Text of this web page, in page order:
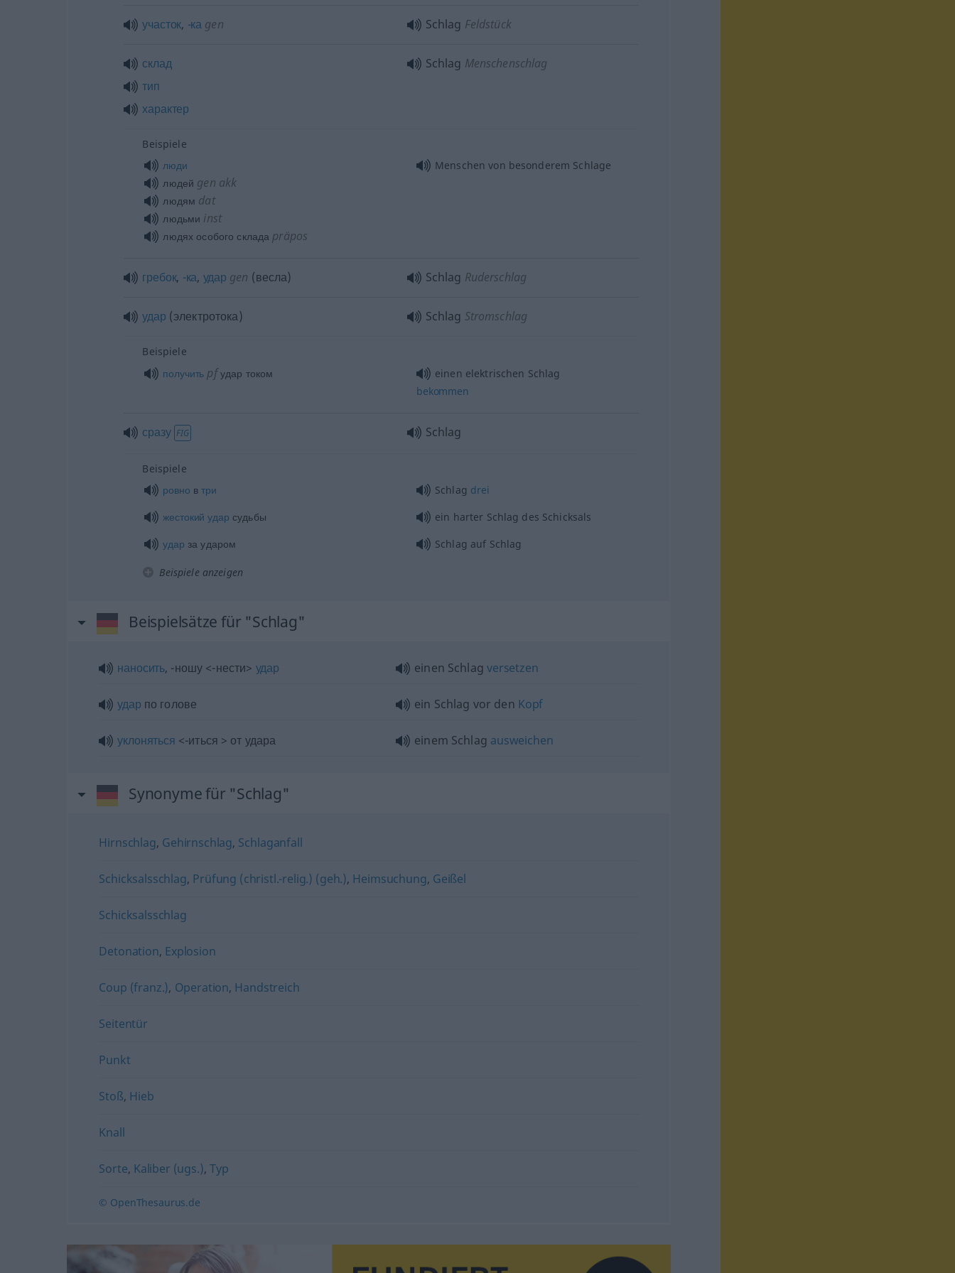
участок, -ка gen Schlag Feldstück
склад
тип
характер
Schlag Menschenschlag
Beispiele
люди
людей gen akk
людям dat
людьми inst
людях особого склада präpos
Menschen von besonderem Schlage
гребок, -ка, удар gen (весла) Schlag Ruderschlag
удар (электротока) Schlag Stromschlag
Beispiele
получить pfудар током
einen elektrischen Schlag
bekommen
сразу FIG Schlag
Beispiele
ровно втри Schlag drei
жестокий удар судьбы
ein harter Schlag des Schicksals
удар за ударом Schlag auf Schlag
Beispiele anzeigen
Beispielsätze für "Schlag"
наносить, -ношу <-нести> удар einen Schlag versetzen
удар по голове ein Schlag vor den Kopf
уклоняться <-иться > от удара einem Schlag ausweichen
Synonyme für "Schlag"
Hirnschlag, Gehirnschlag, Schlaganfall
Schicksalsschlag, Prüfung (christl.-relig.) (geh.), Heimsuchung, Geißel
Schicksalsschlag
Detonation, Explosion
Coup (franz.), Operation, Handstreich
Seitentür
Punkt
Stoß, Hieb
Knall
Sorte, Kaliber (ugs.), Typ
© OpenThesaurus.de